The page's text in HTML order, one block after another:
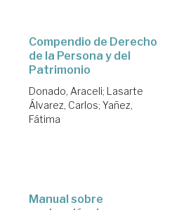
Compendio de Derecho
de la Persona y del
Patrimonio
Donado, Araceli; Lasarte
Álvarez, Carlos; Yañez,
Fátima
Manual sobre